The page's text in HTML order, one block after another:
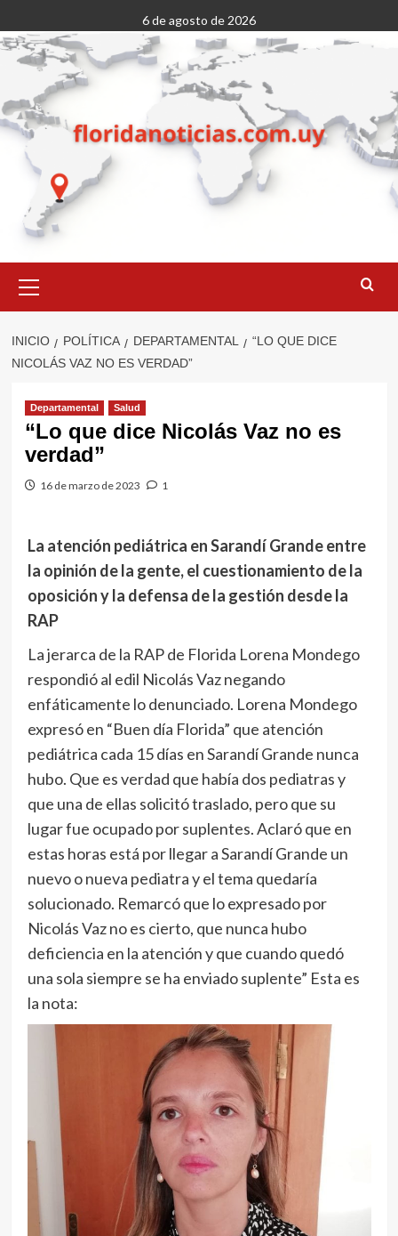
al
contenido
6 de agosto de 2026
primario
INICIO POLÍTICA DEPARTAMENTAL
“LO QUE DICE
NICOLÁS VAZ NO ES VERDAD”
Departamental Salud
“Lo que dice Nicolás Vaz no es
verdad”
16 de marzo de 2023 1
La atención pediátrica en Sarandí Grande entre
la opinión de la gente, el cuestionamiento de la
oposición y la defensa de la gestión desde la
RAP
La jerarca de la RAP de Florida Lorena Mondego
respondió al edil Nicolás Vaz negando
enfáticamente lo denunciado. Lorena Mondego
expresó en “Buen día Florida” que atención
pediátrica cada 15 días en Sarandí Grande nunca
hubo. Que es verdad que había dos pediatras y
que una de ellas solicitó traslado, pero que su
lugar fue ocupado por suplentes. Aclaró que en
estas horas está por llegar a Sarandí Grande un
nuevo o nueva pediatra y el tema quedaría
solucionado. Remarcó que lo expresado por
Nicolás Vaz no es cierto, que nunca hubo
deficiencia en la atención y que cuando quedó
una sola siempre se ha enviado suplente” Esta es
la nota: